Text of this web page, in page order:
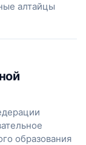
алтайцы
образования